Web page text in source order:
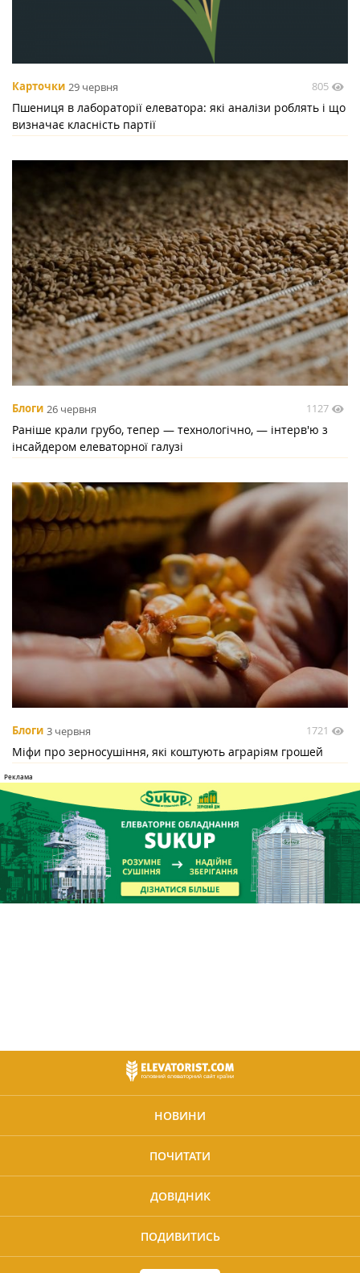
Карточки 29 червня 805
Пшениця в лабораторії елеватора: які аналізи роблять і що
визначає класність партії
Блоги 26 червня 1127
Раніше крали грубо, тепер — технологічно, — інтерв'ю з
інсайдером елеваторної галузі
Блоги 3 червня 1721
Міфи про зерносушіння, які коштують аграріям грошей
НОВИНИ
ПОЧИТАТИ
ДОВІДНИК
ПОДИВИТИСЬ